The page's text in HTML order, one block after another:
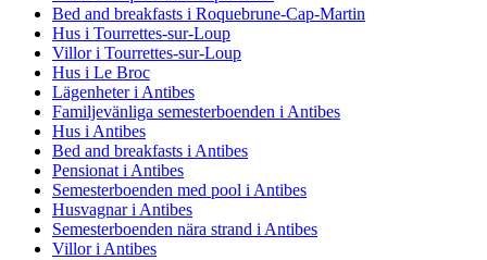
Bed and breakfasts i Roquebrune-Cap-Martin
Hus i Tourrettes-sur-Loup
Villor i Tourrettes-sur-Loup
Hus i Le Broc
Lägenheter i Antibes
Familjevänliga semesterboenden i Antibes
Hus i Antibes
Bed and breakfasts i Antibes
Pensionat i Antibes
Semesterboenden med pool i Antibes
Husvagnar i Antibes
Semesterboenden nära strand i Antibes
Villor i Antibes